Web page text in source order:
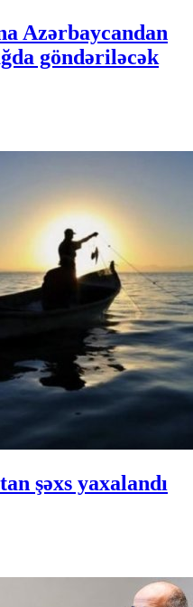
Azərbaycandan
göndəriləcək
şəxs yaxalandı